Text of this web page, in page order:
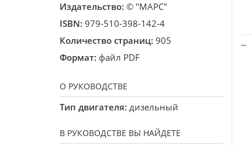
Издательство: © "МАРС"
ISBN: 979-510-398-142-4
Количество страниц: 905
Формат: файл PDF
О РУКОВОДСТВЕ
Тип двигателя: дизельный
В РУКОВОДСТВЕ ВЫ НАЙДЕТЕ